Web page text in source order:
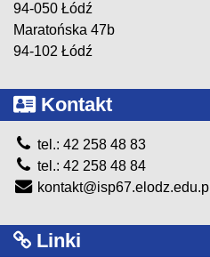
94-050 Łódź
Maratońska 47b
94-102 Łódź
Kontakt
tel.: 42 258 48 83
tel.: 42 258 48 84
kontakt@isp67.elodz.edu.pl
Linki